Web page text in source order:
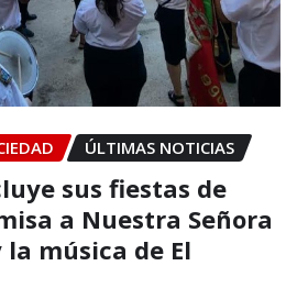
ÚLTIMAS NOTICIAS
sus fiestas de
a Nuestra Señora
música de El